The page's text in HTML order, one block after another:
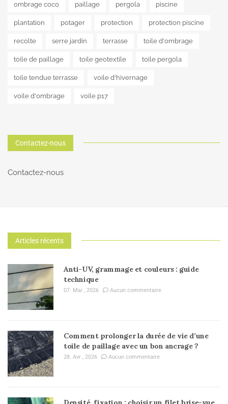
ombrage coco paillage pergola piscine
plantation potager protection protection piscine
recolte serre jardin terrasse toile d'ombrage
toile de paillage toile geotextile toile pergola
toile tendue terrasse voile d'hivernage
voile d'ombrage voile p17
Contactez-nous
Contactez-nous
Articles récents
Anti-UV, grammage et couleurs : guide
technique
07. Mai , 2026 Aucun commentaire
Comment prolonger la durée de vie d’une
toile de paillage avec un bon ancrage ?
28. Avr , 2026 Aucun commentaire